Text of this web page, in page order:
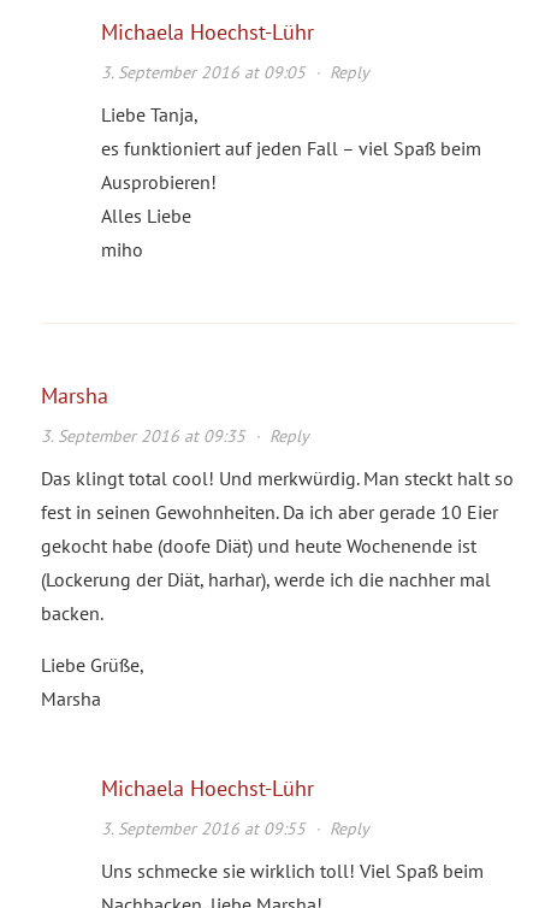
Michaela Hoechst-Lühr
3. September 2016 at 09:05· Reply
Liebe Tanja,
es funktioniert auf jeden Fall – viel Spaß beim
Ausprobieren!
Alles Liebe
miho
Marsha
3. September 2016 at 09:35· Reply
Das klingt total cool! Und merkwürdig. Man steckt halt so
fest in seinen Gewohnheiten. Da ich aber gerade 10 Eier
gekocht habe (doofe Diät) und heute Wochenende ist
(Lockerung der Diät, harhar), werde ich die nachher mal
backen.
Liebe Grüße,
Marsha
Michaela Hoechst-Lühr
3. September 2016 at 09:55· Reply
Uns schmecke sie wirklich toll! Viel Spaß beim